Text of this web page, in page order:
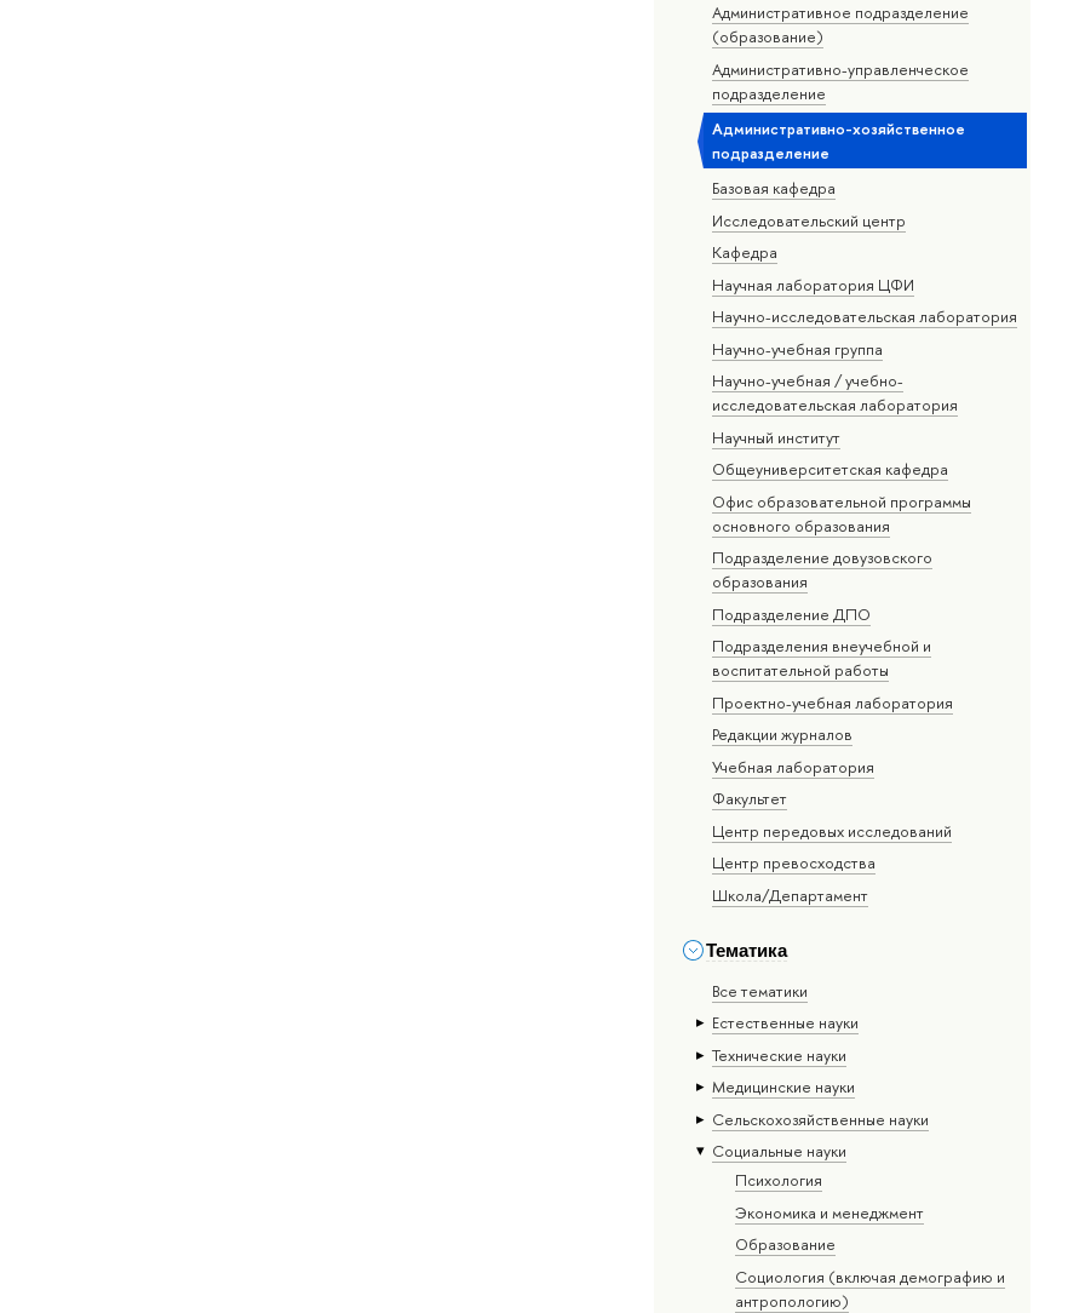
Административное подразделение
(образование)
Административно-управленческое
подразделение
Административно-хозяйственное
подразделение
Базовая кафедра
Исследовательский центр
Кафедра
Научная лаборатория ЦФИ
Научно-исследовательская лаборатория
Научно-учебная группа
Научно-учебная / учебно-
исследовательская лаборатория
Научный институт
Общеуниверситетская кафедра
Офис образовательной программы
основного образования
Подразделение довузовского
образования
Подразделение ДПО
Подразделения внеучебной и
воспитательной работы
Проектно-учебная лаборатория
Редакции журналов
Учебная лаборатория
Факультет
Центр передовых исследований
Центр превосходства
Школа/Департамент
Тематика
Все тематики
Естественные науки
Тех­ничес­кие науки
Медицинские науки
Сельскохозяйственные науки
Социальные науки
Психология
Экономика и менеджмент
Образование
Социология (включая демографию и
антропологию)